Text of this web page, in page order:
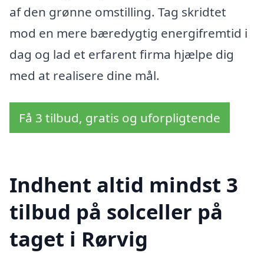
af den grønne omstilling. Tag skridtet
mod en mere bæredygtig energifremtid i
dag og lad et erfarent firma hjælpe dig
med at realisere dine mål.
Få 3 tilbud, gratis og uforpligtende
Indhent altid mindst 3
tilbud på solceller på
taget i Rørvig